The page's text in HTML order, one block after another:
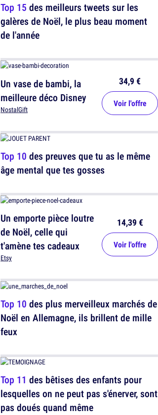
Top 15 des meilleurs tweets sur les
galères de Noël, le plus beau moment
de l'année
Un vase de bambi, la
meilleure déco Disney
NostalGift
34,9 €
Voir l'offre
Top 10 des preuves que tu as le même
âge mental que tes gosses
Un emporte pièce loutre
de Noël, celle qui
t'amène tes cadeaux
Etsy
14,39 €
Voir l'offre
Top 10 des plus merveilleux marchés de
Noël en Allemagne, ils brillent de mille
feux
Top 11 des bêtises des enfants pour
lesquelles on ne peut pas s'énerver, sont
pas doués quand même